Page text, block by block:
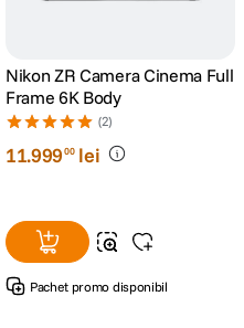
Nikon ZR Camera Cinema Full
Frame 6K Body
(2)
11.99900 lei
Pachet promo disponibil